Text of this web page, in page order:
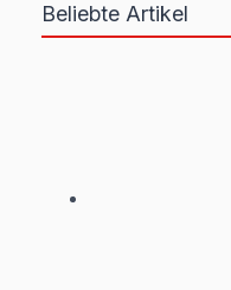
Beliebte Artikel